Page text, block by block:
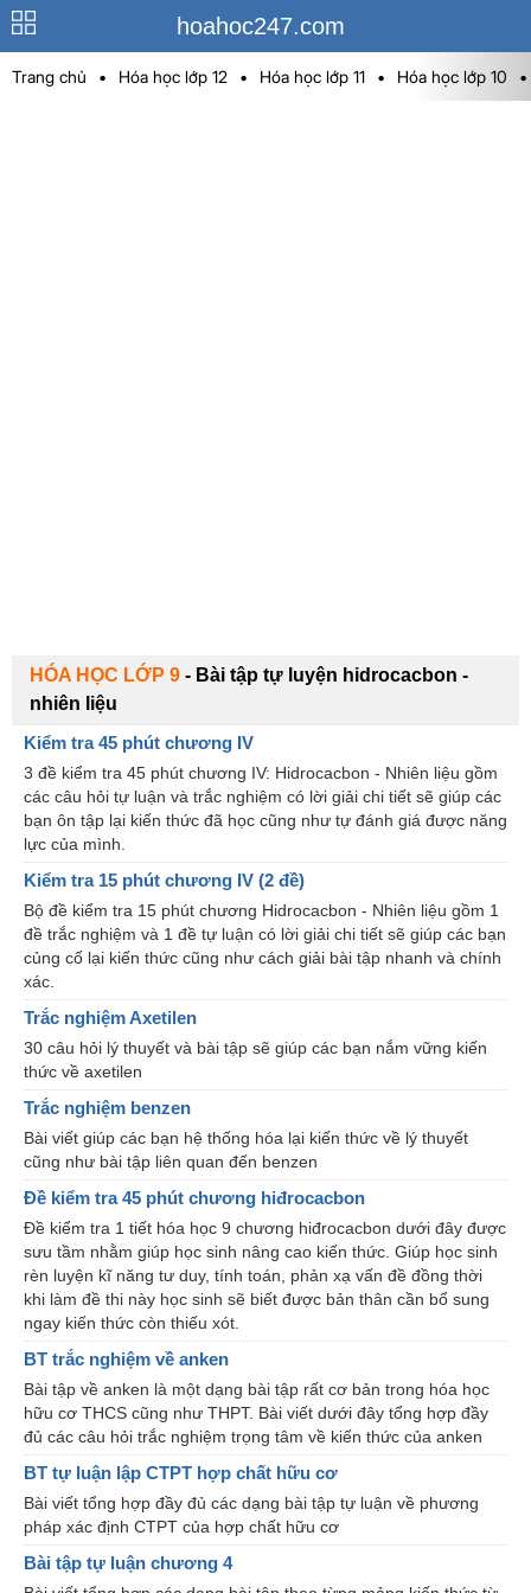
hoahoc247.com
Trang chủ • Hóa học lớp 12 • Hóa học lớp 11 • Hóa học lớp 10 •
HÓA HỌC LỚP 9 - Bài tập tự luyện hidrocacbon -
nhiên liệu
Kiểm tra 45 phút chương IV
3 đề kiểm tra 45 phút chương IV: Hidrocacbon - Nhiên liệu gồm
các câu hỏi tự luận và trắc nghiệm có lời giải chi tiết sẽ giúp các
bạn ôn tập lại kiến thức đã học cũng như tự đánh giá được năng
lực của mình.
Kiểm tra 15 phút chương IV (2 đề)
Bộ đề kiểm tra 15 phút chương Hidrocacbon - Nhiên liệu gồm 1
đề trắc nghiệm và 1 đề tự luận có lời giải chi tiết sẽ giúp các bạn
củng cố lại kiến thức cũng như cách giải bài tập nhanh và chính
xác.
Trắc nghiệm Axetilen
30 câu hỏi lý thuyết và bài tập sẽ giúp các bạn nắm vững kiến
thức về axetilen
Trắc nghiệm benzen
Bài viết giúp các bạn hệ thống hóa lại kiến thức về lý thuyết
cũng như bài tập liên quan đến benzen
Đề kiểm tra 45 phút chương hiđrocacbon
Đề kiểm tra 1 tiết hóa học 9 chương hiđrocacbon dưới đây được
sưu tầm nhằm giúp học sinh nâng cao kiến thức. Giúp học sinh
rèn luyện kĩ năng tư duy, tính toán, phản xạ vấn đề đồng thời
khi làm đề thi này học sinh sẽ biết được bản thân cần bổ sung
ngay kiến thức còn thiếu xót.
BT trắc nghiệm về anken
Bài tập về anken là một dạng bài tập rất cơ bản trong hóa học
hữu cơ THCS cũng như THPT. Bài viết dưới đây tổng hợp đầy
đủ các câu hỏi trắc nghiệm trọng tâm về kiến thức của anken
BT tự luận lập CTPT hợp chất hữu cơ
Bài viết tổng hợp đầy đủ các dạng bài tập tự luận về phương
pháp xác định CTPT của hợp chất hữu cơ
Bài tập tự luận chương 4